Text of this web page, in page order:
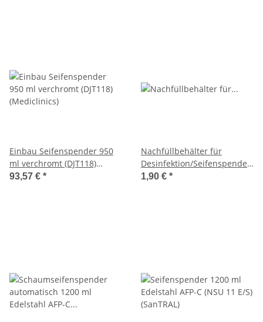
Einbau Seifenspender 950
ml verchromt (DJT118)
(Mediclinics)
93,57 € *
Nachfüllbehälter für
Desinfektion/Seifenspender
automatisch 500 ml
1,90 € *